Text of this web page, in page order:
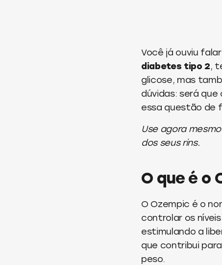
Você já ouviu
diabetes tipo 2,
glicose, mas
dúvidas: será
essa questão de
Use agora
dos seus rins.
O que é o
O Ozempic é o
controlar os
estimulando a
que contribui
peso.